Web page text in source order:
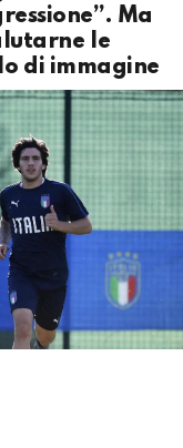
Ma
le
di immagine